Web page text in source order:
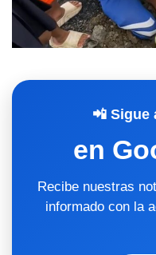
📲 Sigue
en
Recibe nuestras
informado con la